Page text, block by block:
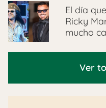
El día
Ricky
mucho
Ver